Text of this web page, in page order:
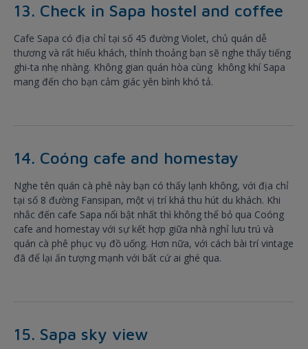
13. Check in Sapa hostel and coffee
Cafe Sapa có địa chỉ tại số 45 đường Violet, chủ quán dễ
thương và rất hiếu khách, thỉnh thoảng bạn sẽ nghe thấy tiếng
ghi-ta nhẹ nhàng. Không gian quán hòa cùng không khí Sapa
mang đến cho bạn cảm giác yên bình khó tả.
14. Coóng cafe and homestay
Nghe tên quán cà phê này bạn có thấy lạnh không, với địa chỉ
tại số 8 đường Fansipan, một vị trí khá thu hút du khách. Khi
nhắc đến cafe Sapa nổi bật nhất thì không thể bỏ qua Coóng
cafe and homestay với sự kết hợp giữa nhà nghỉ lưu trú và
quán cà phê phục vụ đồ uống. Hơn nữa, với cách bài trí vintage
đã để lại ấn tượng mạnh với bất cứ ai ghé qua.
15. Sapa sky view